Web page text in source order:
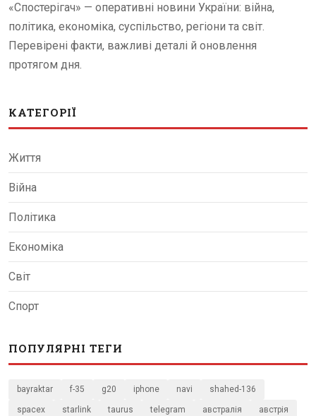
«Спостерігач» — оперативні новини України: війна,
політика, економіка, суспільство, регіони та світ.
Перевірені факти, важливі деталі й оновлення
протягом дня.
КАТЕГОРІЇ
Життя
Війна
Політика
Економіка
Світ
Спорт
ПОПУЛЯРНІ ТЕГИ
bayraktar f-35 g20 iphone navi shahed-136
spacex starlink taurus telegram австралія австрія